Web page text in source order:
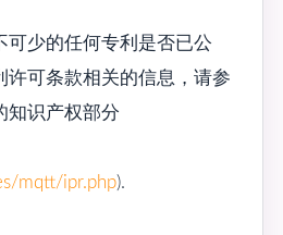
可少的任何专利是否已公
许可条款相关的信息，请参
知识产权部分
mqtt/ipr.php).